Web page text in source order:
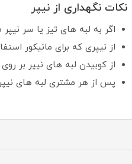
نکات نگهداری از نیپر
اگر به لبه های تیز یا سر نیپر
از نیپری که برای مانیکور
از کوبیدن لبه های نیپر بر
پس از هر مشتری لبه های نیپر